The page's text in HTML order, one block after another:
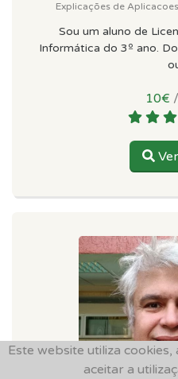
Este website utiliza
aceitar a
Explicações de
Sou um aluno de
Informática do 3º ano.
10€